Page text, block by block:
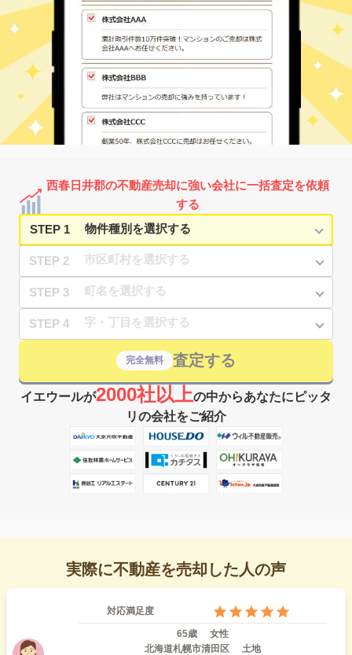
西春日井郡の不動産売却に強い会社に一括査定を依頼
する
STEP 1
STEP 2
STEP 3
STEP 4
完全無料 査定する
イエウールが2000社以上の中からあなたにピッタ
リの会社をご紹介
実際に不動産を売却した人の声
対応満足度
65歳
女性
北海道札幌市清田区
土地